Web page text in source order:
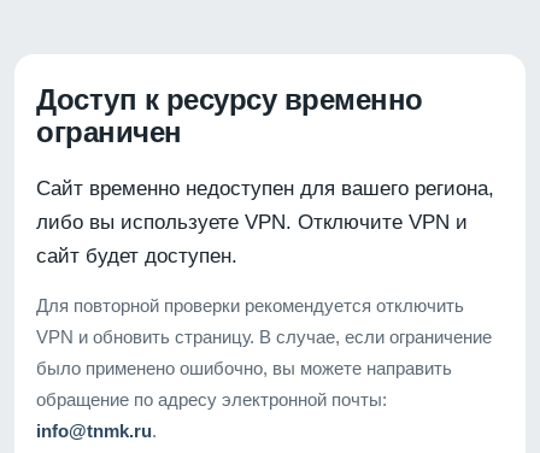
Доступ к ресурсу временно
ограничен
Сайт временно недоступен для вашего региона,
либо вы используете VPN. Отключите VPN и
сайт будет доступен.
Для повторной проверки рекомендуется отключить
VPN и обновить страницу. В случае, если ограничение
было применено ошибочно, вы можете направить
обращение по адресу электронной почты:
info@tnmk.ru.